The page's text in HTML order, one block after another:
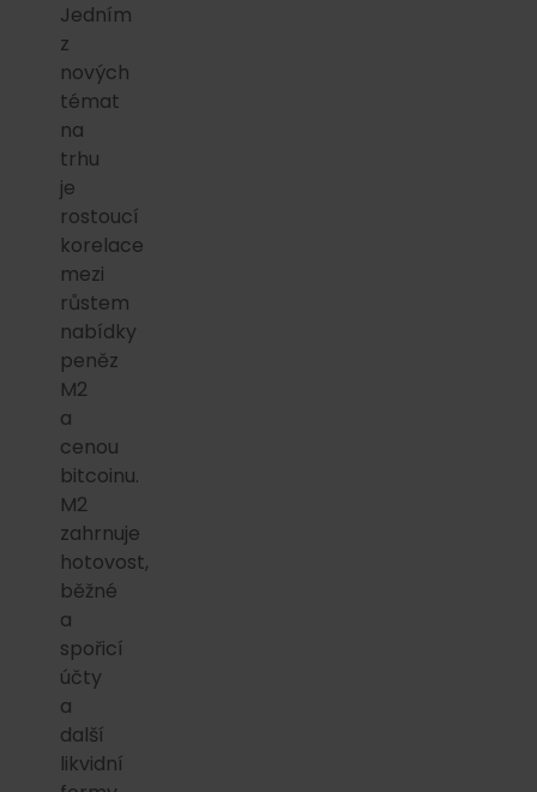
Jedním
z
nových
témat
na
trhu
je
rostoucí
korelace
mezi
růstem
nabídky
peněz
M2
a
cenou
bitcoinu.
M2
zahrnuje
hotovost,
běžné
a
spořicí
účty
a
další
likvidní